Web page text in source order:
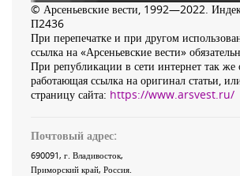
© Арсеньевские вести, 1992—2022.
П2436
При перепечатке и при другом
ссылка на «Арсеньевские вести»
При републикации в сети интернет так же
работающая ссылка на оригинал статьи,
страницу сайта: https://www.arsvest.ru/
Почтовый адрес:
690091, г. Владивосток,
Приморский край, Россия